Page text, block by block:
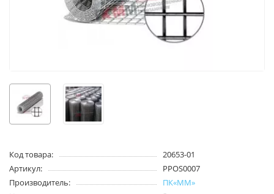
Код товара:
20653-01
Артикул:
PPOS0007
Производитель:
ПК«ММ»